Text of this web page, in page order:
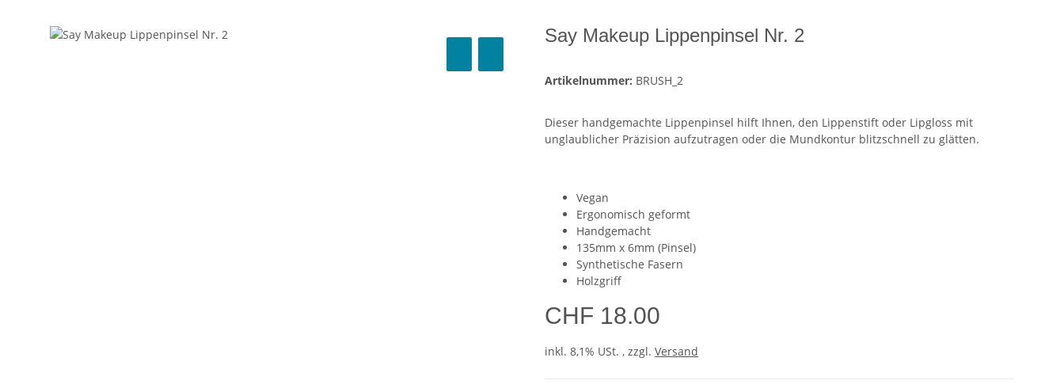
Say Makeup Lippenpinsel Nr. 2
Artikelnummer: BRUSH_2
Dieser handgemachte Lippenpinsel hilft Ihnen, den Lippenstift oder Lipgloss mit
unglaublicher Präzision aufzutragen oder die Mundkontur blitzschnell zu glätten.
Vegan
Ergonomisch geformt
Handgemacht
135mm x 6mm (Pinsel)
Synthetische Fasern
Holzgriff
CHF 18.00
inkl. 8,1% USt. , zzgl. Versand